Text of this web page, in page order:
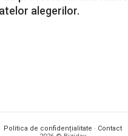
alegerilor.
Politica de confidențialitate · Contact